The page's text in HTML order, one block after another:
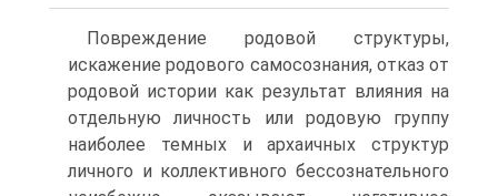
Повреждение родовой структуры,
искажение родового самосознания, отказ от
родовой истории как результат влияния на
отдельную личность или родовую группу
наиболее темных и архаичных структур
личного и коллективного бессознательного